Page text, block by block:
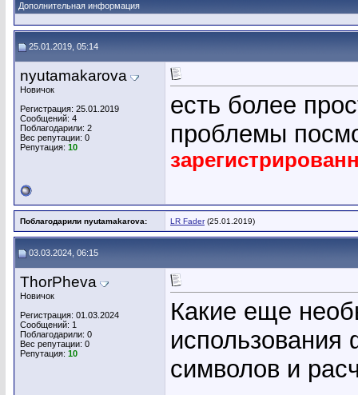
Дополнительная информация
25.01.2019, 05:14
nyutamakarova
Новичок
Регистрация: 25.01.2019
Сообщений: 4
Поблагодарили: 2
Вес репутации: 0
Репутация: 10
есть более
проблемы
Поблагодарили nyutamakarova: LR Fader(25.01.2019)
03.03.2024, 06:15
ThorPheva
Новичок
Регистрация: 01.03.2024
Сообщений: 1
Поблагодарили: 0
Вес репутации: 0
Репутация: 10
Какие еще
использования
символов и